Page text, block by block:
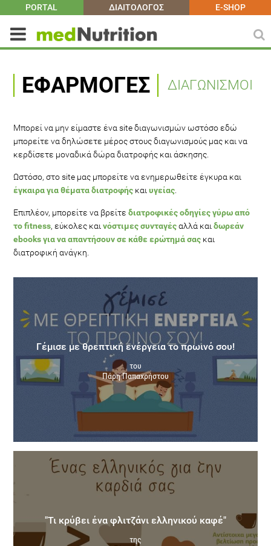
PORTAL ΔΙΑΙΤΟΛΟΓΟΣ E-SHOP
ΕΦΑΡΜΟΓΈΣ ΔΙΑΓΩΝΙΣΜΟΙ
Μπορεί να μην είμαστε ένα site διαγωνισμών ωστόσο εδώ
μπορείτε να δηλώσετε μέρος στους διαγωνισμούς μας και να
κερδίσετε μοναδικά δώρα διατροφής και άσκησης.
Ωστόσο, στο site μας μπορείτε να ενημερωθείτε έγκυρα και
έγκαιρα για θέματα διατροφής και υγείας
Επιπλέον, μπορείτε να βρείτε διατροφικές οδηγίες γύρω από
το fitness, εύκολες και νόστιμες συνταγέςαλλά και δωρεάν
ebooks για να απαντήσουν σε κάθε ερώτημά σας και
διατροφική ανάγκη.
Γέμισε με θρεπτική ενέργεια το πρωινό σου!
του
Πάρη Παπαχρήστου
"Τι κρύβει ένα φλιτζάνι ελληνικού καφέ"
της